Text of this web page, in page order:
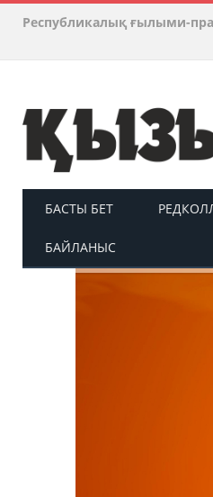
Республикалық ғылыми-
БАСТЫ БЕТ
БАЙЛАНЫС